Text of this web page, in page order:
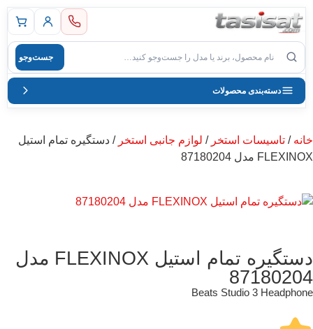
اصلی
جست‌وجو
دسته‌بندی محصولات
خانه / تاسیسات استخر / لوازم جانبی استخر / دستگیره تمام استیل
FLEXINOX مدل 87180204
دستگیره تمام استیل FLEXINOX مدل
87180204
Beats Studio 3 Headphone